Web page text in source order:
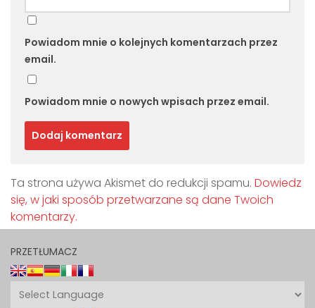
Powiadom mnie o kolejnych komentarzach przez
email.
Powiadom mnie o nowych wpisach przez email.
Ta strona używa Akismet do redukcji spamu. Dowiedz
się, w jaki sposób przetwarzane są dane Twoich
komentarzy.
PRZETŁUMACZ